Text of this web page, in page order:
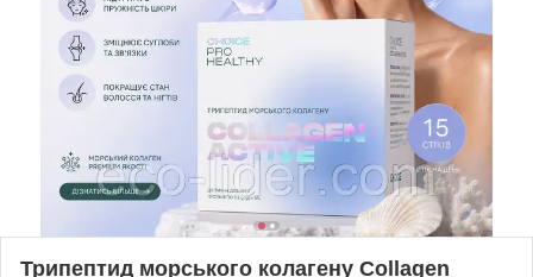
Трипептид морського колагену Collagen